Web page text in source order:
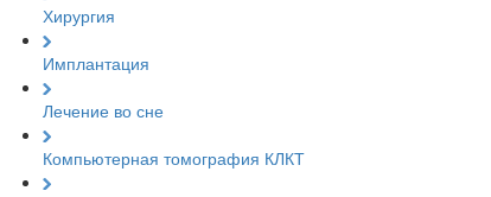
Хирургия
Имплантация
Лечение во сне
Компьютерная томография КЛКТ